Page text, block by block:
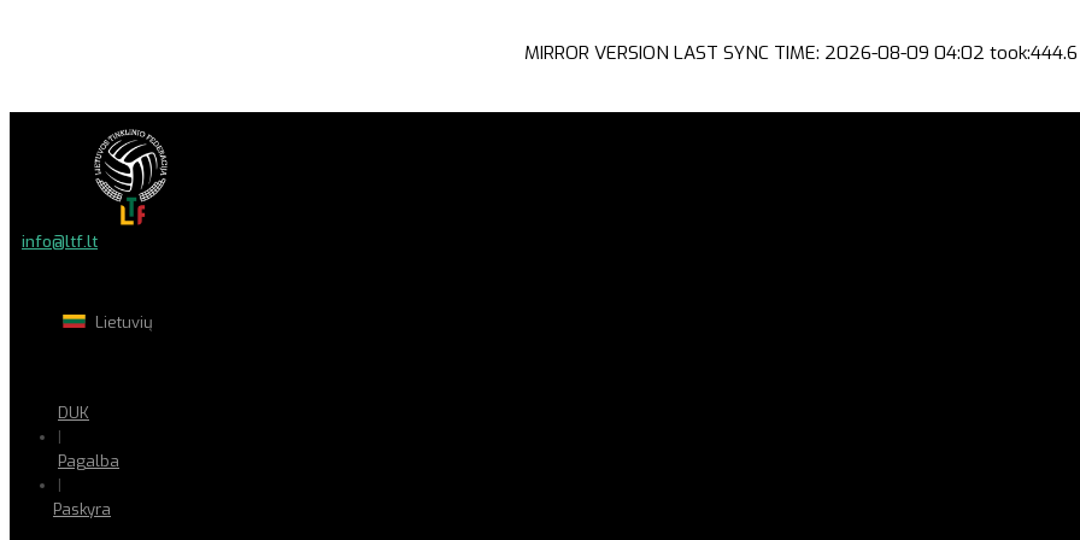
MIRROR VERSION LAST SYNC TIME: 2026-08-09 04:02
info@ltf.lt
Lietuvių
DUK
|
Pagalba
|
Paskyra